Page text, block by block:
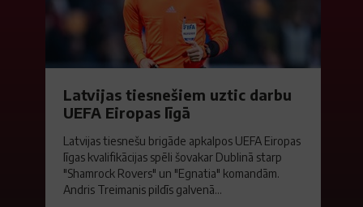
Latvijas tiesnešiem uztic darbu
UEFA Eiropas līgā
Latvijas tiesnešu brigāde apkalpos UEFA Eiropas
līgas kvalifikācijas spēli šovakar Dublinā starp
"Shamrock Rovers" un "Egnatia" komandām.
Andris Treimanis pildīs galvenā...